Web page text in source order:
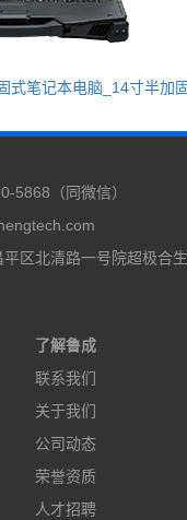
式笔记本电脑_14寸半加
5868（同微信）
平区北清路一号院超极合
了解鲁成
联系我们
关于我们
公司动态
荣誉资质
人才招聘